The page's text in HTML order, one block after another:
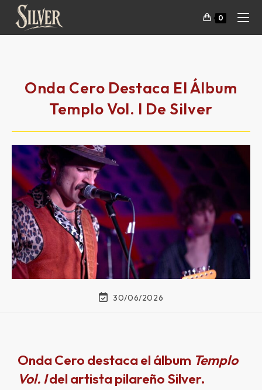
0
Onda Cero Destaca El Álbum
Templo Vol. I De Silver
30/06/2026
Onda Cero destaca el álbum Templo
Vol. Idel artista pilareño Silver.